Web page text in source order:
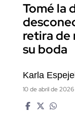
Tomé la
retira de
su boda
Karla
10 de abril de 2026